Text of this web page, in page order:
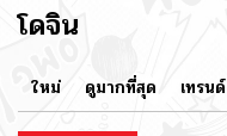
โดจิน
ใหม่ ดูมากที่สุด เทรนด์